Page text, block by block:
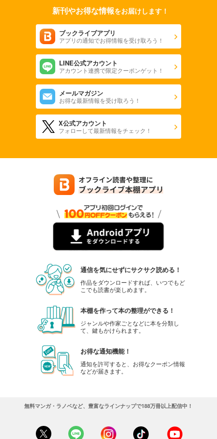
新刊やお得な情報をお届けします！
ブックライブアプリ
アプリの通知でお得情報を受け取ろう！
LINE公式アカウント
アカウント連携で限定クーポンゲット！
メールマガジン
お得な最新情報を受け取ろう！
X公式アカウント
フォローして最新情報をチェック！
通信を気にせずにサクサク読める！
作品をダウンロードすれば、いつでもど
こでも読書が楽しめます。
本棚を作って本の整理ができる！
ジャンルや作家ごとなどに本を分類し
て、鍵もかけられます。
お得な通知機能！
通知を許可すると、お得なクーポン情報
などが届きます。
無料マンガ・ラノベなど、豊富なラインナップで188万冊以上配信中！